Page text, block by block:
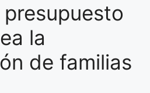
la
de familias